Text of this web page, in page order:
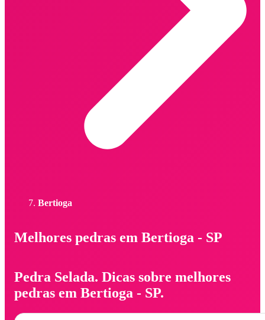
Bertioga
Melhores pedras em Bertioga - SP
Pedra Selada. Dicas sobre melhores
pedras em Bertioga - SP.